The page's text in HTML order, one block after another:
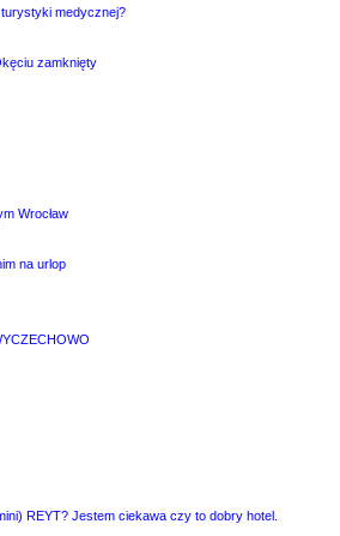
medycznej?
zamknięty
Wrocław
na urlop
REYT? Jestem ciekawa czy to dobry hotel.